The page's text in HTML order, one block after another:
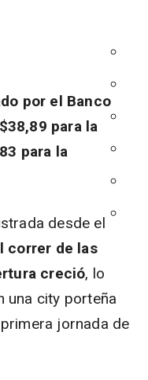
por el Banco
para la
para la
desde el
correr de las
creció, lo
una city porteña
jornada de